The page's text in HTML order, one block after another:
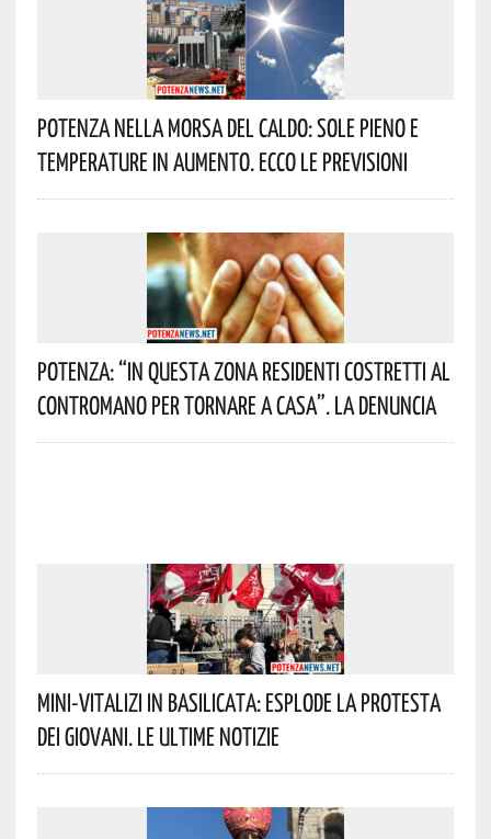
Potenza Nella Morsa Del Caldo: Sole Pieno E
Temperature In Aumento. Ecco Le Previsioni
Potenza: “In Questa Zona Residenti Costretti Al
Contromano Per Tornare A Casa”. La Denuncia
Mini-Vitalizi In Basilicata: Esplode La Protesta
Dei Giovani. Le Ultime Notizie